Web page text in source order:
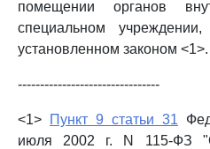
помещении органов
специальном
установленном законом <1>.
--------------------------------
<1> Пункт 9 статьи 31
июля 2002 г. N 115-ФЗ